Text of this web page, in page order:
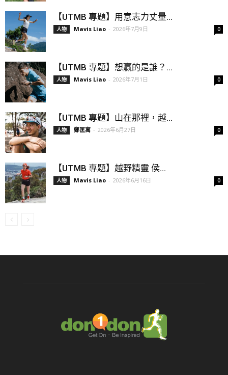
【UTMB 專題】用意志力丈量...
人物 Mavis Liao - 2026年7月9日 0
【UTMB 專題】想贏的是誰？...
人物 Mavis Liao - 2026年7月1日 0
【UTMB 專題】山在那裡，越...
人物 鄭匡寓 - 2026年6月27日 0
【UTMB 專題】越野精靈 侯...
人物 Mavis Liao - 2026年6月16日 0